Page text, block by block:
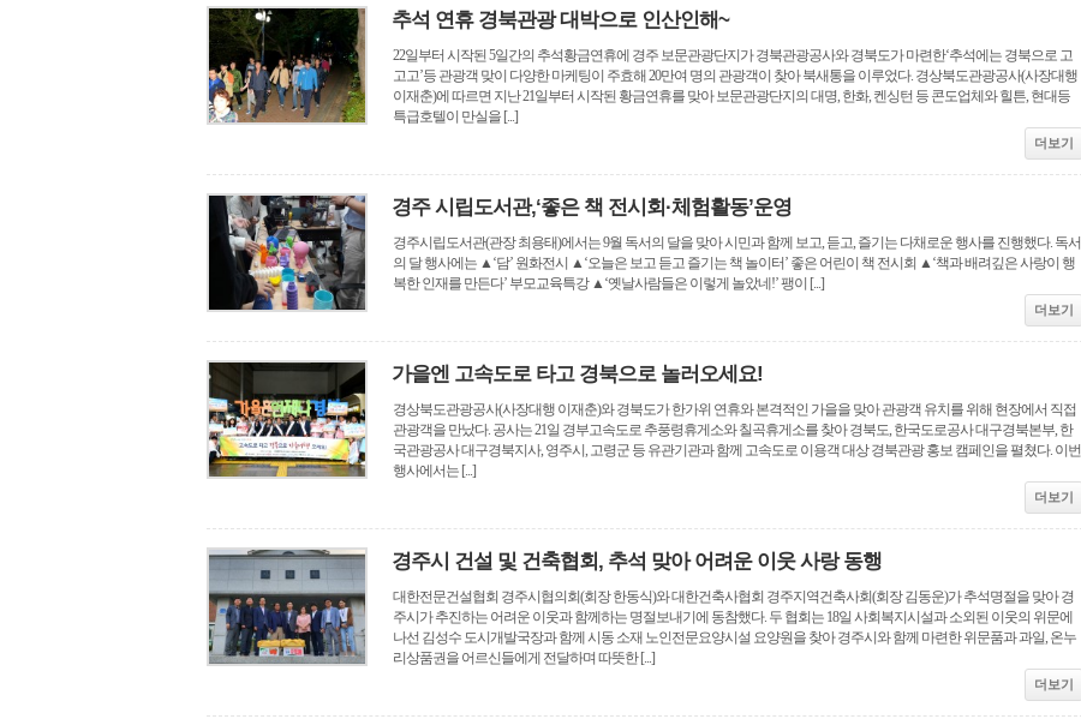
추석 연휴 경북관광 대박으로 인산인해~
22일부터 시작된 5일간의 추석황금연휴에 경주 보문관광단지가 경북관광공사와 경북도가 마련한‘추석에는 경북으로 고
고고’등 관광객 맞이 다양한 마케팅이 주효해 20만여 명의 관광객이 찾아 북새통을 이루었다. 경상북도관광공사(사장대행
이재춘)에 따르면 지난 21일부터 시작된 황금연휴를 맞아 보문관광단지의 대명, 한화, 켄싱턴 등 콘도업체와 힐튼, 현대등
특급호텔이 만실을 [...]
더보기
경주 시립도서관,‘좋은 책 전시회·체험활동’운영
경주시립도서관(관장 최용태)에서는 9월 독서의 달을 맞아 시민과 함께 보고, 듣고, 즐기는 다채로운 행사를 진행했다. 독서
의 달 행사에는 ▲‘담’ 원화전시 ▲‘오늘은 보고 듣고 즐기는 책 놀이터’ 좋은 어린이 책 전시회 ▲‘책과 배려깊은 사랑이 행
복한 인재를 만든다’ 부모교육특강 ▲‘옛날사람들은 이렇게 놀았네!’ 팽이 [...]
더보기
가을엔 고속도로 타고 경북으로 놀러오세요!
경상북도관광공사(사장대행 이재춘)와 경북도가 한가위 연휴와 본격적인 가을을 맞아 관광객 유치를 위해 현장에서 직접
관광객을 만났다. 공사는 21일 경부고속도로 추풍령휴게소와 칠곡휴게소를 찾아 경북도, 한국도로공사 대구경북본부, 한
국관광공사 대구경북지사, 영주시, 고령군 등 유관기관과 함께 고속도로 이용객 대상 경북관광 홍보 캠페인을 펼쳤다. 이번
행사에서는 [...]
더보기
경주시 건설 및 건축협회, 추석 맞아 어려운 이웃 사랑 동행
대한전문건설협회 경주시협의회(회장 한동식)와 대한건축사협회 경주지역건축사회(회장 김동운)가 추석명절을 맞아 경
주시가 추진하는 어려운 이웃과 함께하는 명절보내기에 동참했다. 두 협회는 18일 사회복지시설과 소외된 이웃의 위문에
나선 김성수 도시개발국장과 함께 시동 소재 노인전문요양시설 요양원을 찾아 경주시와 함께 마련한 위문품과 과일, 온누
리상품권을 어르신들에게 전달하며 따뜻한 [...]
더보기